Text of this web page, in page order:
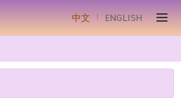
中文 ENGLISH